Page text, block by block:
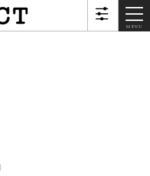
MENU